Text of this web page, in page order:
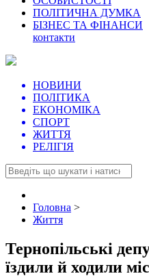
ПОЛІТИЧНА ДУМКА
БІЗНЕС ТА ФІНАНСИ
контакти
НОВИНИ
ПОЛІТИКА
ЕКОНОМІКА
СПОРТ
ЖИТТЯ
РЕЛІГІЯ
Головна >
Життя
Тернопільські
їздили й ходили